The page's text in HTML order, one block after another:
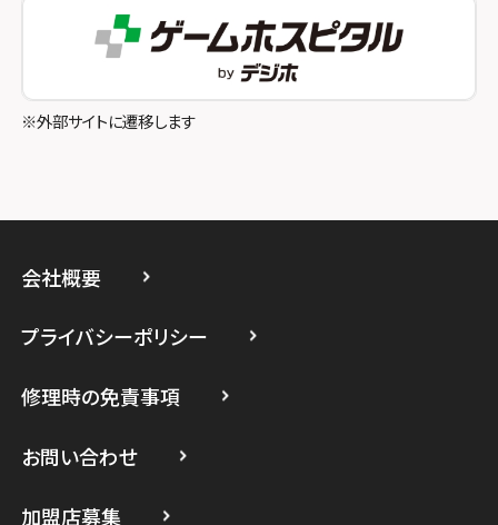
スマホスピタル吉祥寺
スマホスピタル立川
スマホスピタル たまプラーザ駅前
スマホスピタル 登戸・向ヶ丘遊園
スマホスピタル 武蔵小杉
※外部サイトに遷移します
会社概要
プライバシーポリシー
修理時の免責事項
お問い合わせ
加盟店募集